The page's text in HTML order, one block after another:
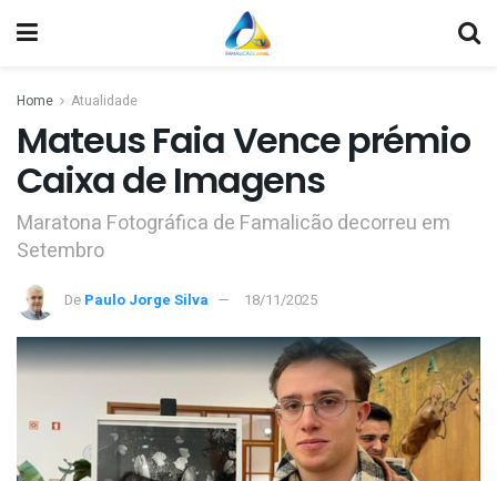
Home Atualidade
Mateus Faia Vence prémio
Caixa de Imagens
Maratona Fotográfica de Famalicão decorreu em
Setembro
De Paulo Jorge Silva 18/11/2025